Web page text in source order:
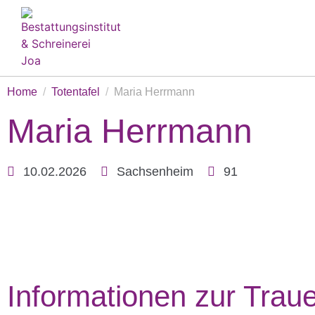
Home Totentafel Maria Herrmann
Maria Herrmann
10.02.2026 Sachsenheim 91
Informationen zur